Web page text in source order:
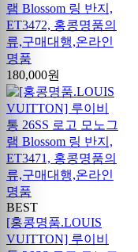
램 Blossom 링 반지,
ET3472, 홍콩명품의
류,구매대행,온라인
명품
180,000원
BEST
[홍콩명품.LOUIS
VUITTON] 루이비